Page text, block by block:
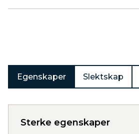
Egenskaper Slektskap
Sterke egenskaper